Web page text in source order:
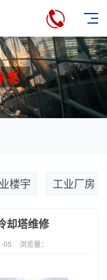
楼宇 工业厂房
却塔维修
05 浏览量：